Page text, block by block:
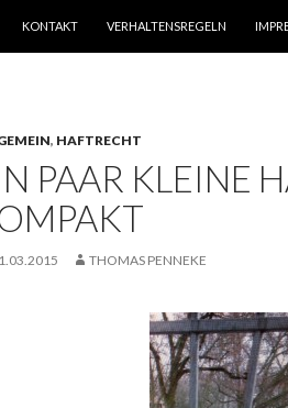
KONTAKT VERHALTENSREGELN
, HAFTRECHT
PAAR KLEINE
THOMAS PENNEKE